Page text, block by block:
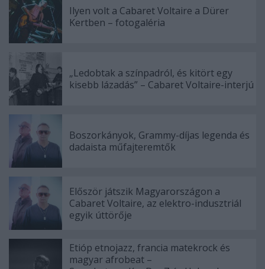
Ilyen volt a Cabaret Voltaire a Dürer
Kertben – fotogaléria
„Ledobtak a színpadról, és kitört egy
kisebb lázadás” – Cabaret Voltaire-interjú
Boszorkányok, Grammy-díjas legenda és
dadaista műfajteremtők
Először játszik Magyarországon a
Cabaret Voltaire, az elektro-indusztriál
egyik úttörője
Etióp etnojazz, francia matekrock és
magyar afrobeat –